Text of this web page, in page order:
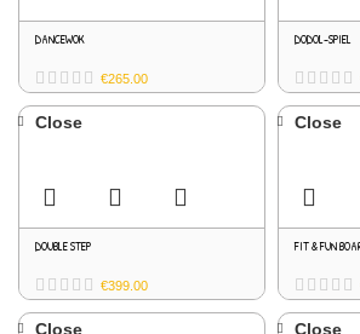
DANCEWOK
€265.00
DODOL-SPIEL
Close
DOUBLE STEP
€399.00
Close
FIT & FUN
Close Close